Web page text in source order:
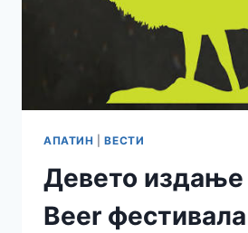
АПАТИН |ВЕСТИ
Девето издање
Beer фестивала